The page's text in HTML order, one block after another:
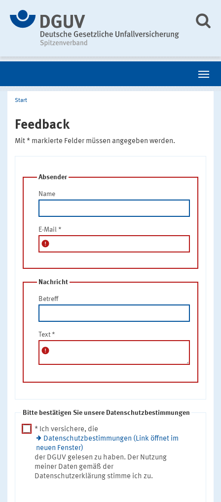
Start
Feedback
Mit * markierte Felder müssen angegeben werden.
Absender
Name
E-Mail *
error
Nachricht
Betreff
Text *
error
Bitte bestätigen Sie unsere Datenschutzbestimmungen
* Ich versichere, die
Datenschutzbestimmungen (Link öffnet im
neuen Fenster)
der DGUV gelesen zu haben. Der Nutzung
meiner Daten gemäß der
Datenschutzerklärung stimme ich zu.